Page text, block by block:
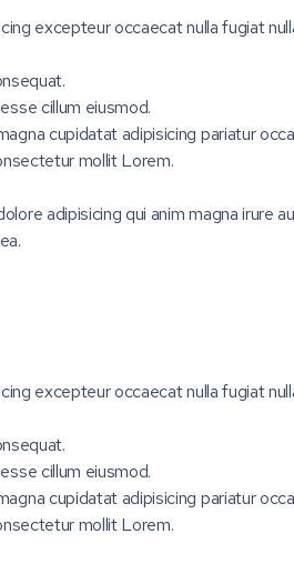
excepteur occaecat nulla fugiat
cillum eiusmod.
cupidatat adipisicing pariatur
mollit Lorem.
adipisicing qui anim magna irure
excepteur occaecat nulla fugiat
cillum eiusmod.
cupidatat adipisicing pariatur
mollit Lorem.